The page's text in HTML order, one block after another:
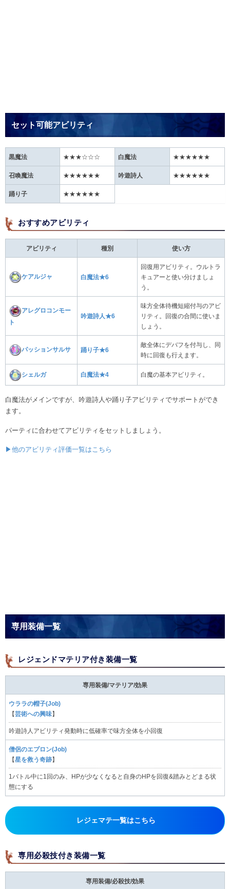
セット可能アビリティ
黒魔法 ★★★☆☆☆ 白魔法 ★★★★★★
召喚魔法 ★★★★★★ 吟遊詩人 ★★★★★★
踊り子 ★★★★★★
おすすめアビリティ
アビリティ 種別 使い方
ケアルジャ 白魔法★6
回復用アビリティ。ウルトラ
キュアーと使い分けましょ
う。
アレグロコンモー
ト
吟遊詩人★6
味方全体待機短縮付与のアビ
リティ。回復の合間に使いま
しょう。
パッションサルサ 踊り子★6
敵全体にデバフを付与し、同
時に回復も行えます。
シェルガ 白魔法★4 白魔の基本アビリティ。
白魔法がメインですが、吟遊詩人や踊り子アビリティでサポートができ
ます。
パーティに合わせてアビリティをセットしましょう。
▶他のアビリティ評価一覧はこちら
専用装備一覧
レジェンドマテリア付き装備一覧
専用装備/マテリア/効果
ウララの帽子(Job)
【芸術への興味】
吟遊詩人アビリティ発動時に低確率で味方全体を小回復
僧侶のエプロン(Job)
【星を救う奇跡】
1バトル中に1回のみ、HPが少なくなると自身のHPを回復&踏みとどまる状
態にする
レジェマテ一覧はこちら
専用必殺技付き装備一覧
専用装備/必殺技/効果